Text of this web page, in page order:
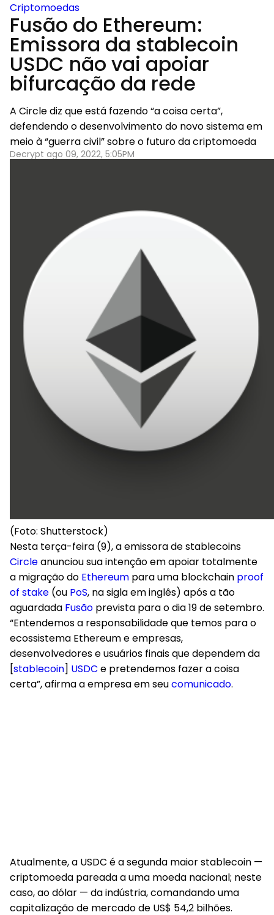
Criptomoedas
Fusão do Ethereum:
Emissora da stablecoin
USDC não vai apoiar
bifurcação da rede
A Circle diz que está fazendo “a coisa certa”,
defendendo o desenvolvimento do novo sistema em
meio à “guerra civil” sobre o futuro da criptomoeda
Decrypt ago 09, 2022, 5:05PM
(Foto: Shutterstock)
Nesta terça-feira (9), a emissora de stablecoins
Circleanunciou sua intenção em apoiar totalmente
a migração do Ethereum para uma blockchain proof
of stake (ou PoS, na sigla em inglês) após a tão
aguardada Fusão prevista para o dia 19 de setembro.
“Entendemos a responsabilidade que temos para o
ecossistema Ethereum e empresas,
desenvolvedores e usuários finais que dependem da
[stablecoin] USDC e pretendemos fazer a coisa
certa”, afirma a empresa em seucomunicado.
Atualmente, a USDC é a segunda maior stablecoin —
criptomoeda pareada a uma moeda nacional; neste
caso, ao dólar — da indústria, comandando uma
capitalização de mercado de US$ 54,2 bilhões.